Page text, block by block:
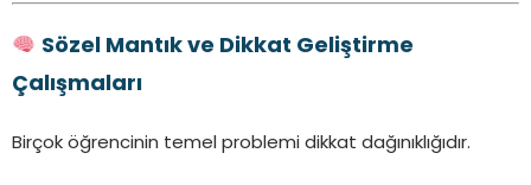
Sözel Mantık ve Dikkat Geliştirme
Çalışmaları
Birçok öğrencinin temel problemi dikkat dağınıklığıdır.